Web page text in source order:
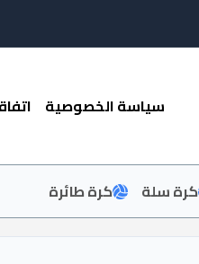
سياسة الخصوصية
كرة سلة كرة طائرة